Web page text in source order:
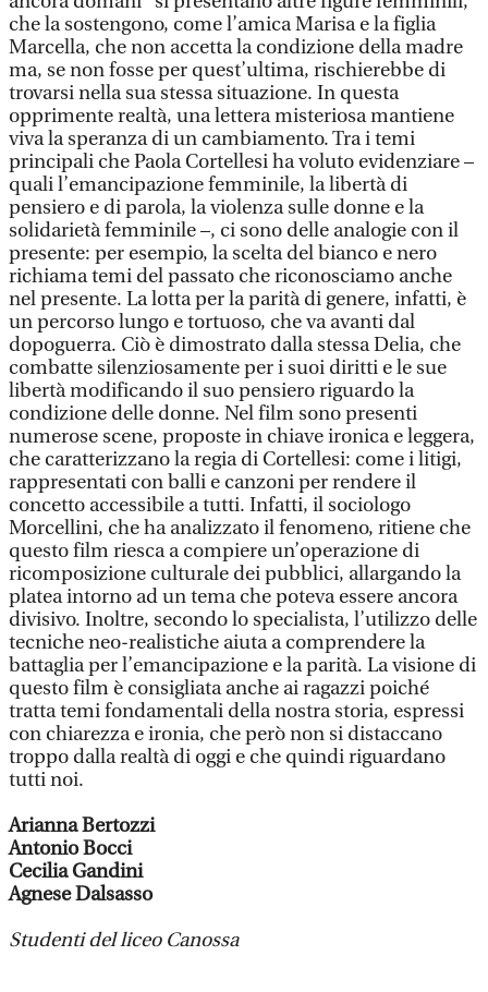
che la sostengono, come l’amica Marisa e la figlia
Marcella, che non accetta la condizione della madre
ma, se non fosse per quest’ultima, rischierebbe di
trovarsi nella sua stessa situazione. In questa
opprimente realtà, una lettera misteriosa mantiene
viva la speranza di un cambiamento. Tra i temi
principali che Paola Cortellesi ha voluto evidenziare –
quali l’emancipazione femminile, la libertà di
pensiero e di parola, la violenza sulle donne e la
solidarietà femminile –, ci sono delle analogie con il
presente: per esempio, la scelta del bianco e nero
richiama temi del passato che riconosciamo anche
nel presente. La lotta per la parità di genere, infatti, è
un percorso lungo e tortuoso, che va avanti dal
dopoguerra. Ciò è dimostrato dalla stessa Delia, che
combatte silenziosamente per i suoi diritti e le sue
libertà modificando il suo pensiero riguardo la
condizione delle donne. Nel film sono presenti
numerose scene, proposte in chiave ironica e leggera,
che caratterizzano la regia di Cortellesi: come i litigi,
rappresentati con balli e canzoni per rendere il
concetto accessibile a tutti. Infatti, il sociologo
Morcellini, che ha analizzato il fenomeno, ritiene che
questo film riesca a compiere un’operazione di
ricomposizione culturale dei pubblici, allargando la
platea intorno ad un tema che poteva essere ancora
divisivo. Inoltre, secondo lo specialista, l’utilizzo delle
tecniche neo-realistiche aiuta a comprendere la
battaglia per l’emancipazione e la parità. La visione di
questo film è consigliata anche ai ragazzi poiché
tratta temi fondamentali della nostra storia, espressi
con chiarezza e ironia, che però non si distaccano
troppo dalla realtà di oggi e che quindi riguardano
tutti noi.
Arianna Bertozzi
Antonio Bocci
Cecilia Gandini
Agnese Dalsasso
Studenti del liceo Canossa